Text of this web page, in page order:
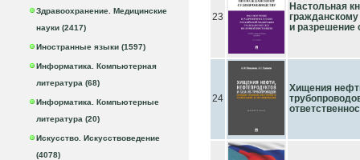
Здравоохранение. Медицинские
науки (2417)
Иностранные языки (1597)
Информатика. Компьютерная
литература (68)
Информатика. Компьютерные
литература (20)
Искусство. Искусствоведение
(4078)
23
Настольная
и разрешение
24
Хищения